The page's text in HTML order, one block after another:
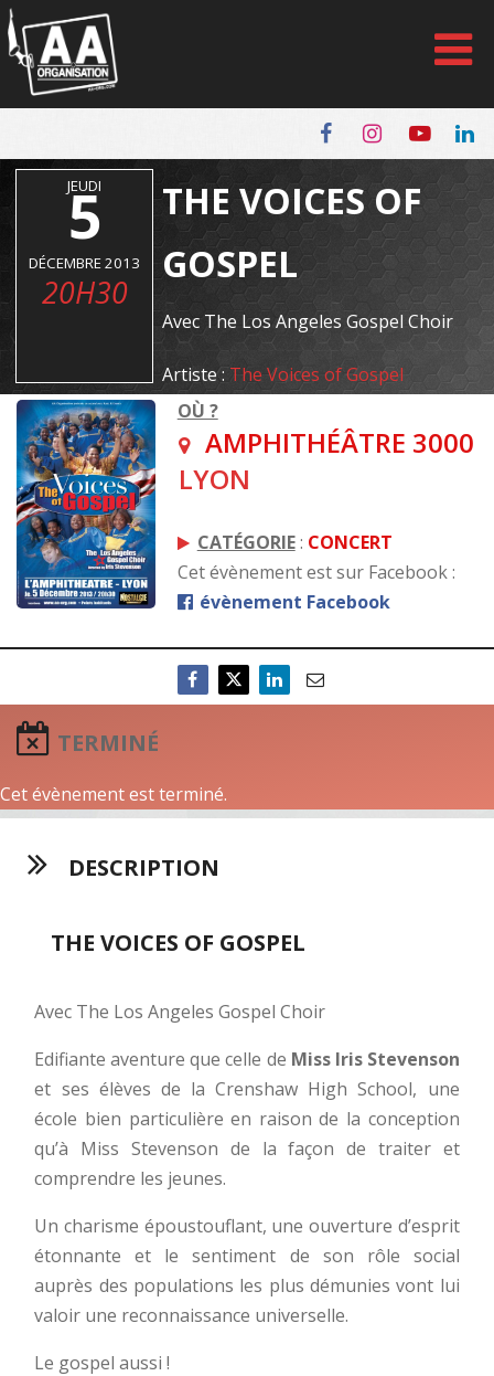
Panneau de gestion des cookies
JEUDI
5
DÉCEMBRE 2013
20H30
THE VOICES OF
GOSPEL
Avec The Los Angeles Gospel Choir
Artiste : The Voices of Gospel
OÙ ?
AMPHITHÉÂTRE 3000
LYON
CATÉGORIE: CONCERT
Cet évènement est sur Facebook :
évènement Facebook
TERMINÉ
Cet évènement est terminé.
DESCRIPTION
THE VOICES OF GOSPEL
Avec The Los Angeles Gospel Choir
Edifiante aventure que celle de Miss Iris Stevenson
et ses élèves de la Crenshaw High School, une
école bien particulière en raison de la conception
qu’à Miss Stevenson de la façon de traiter et
comprendre les jeunes.
Un charisme époustouflant, une ouverture d’esprit
étonnante et le sentiment de son rôle social
auprès des populations les plus démunies vont lui
valoir une reconnaissance universelle.
Le gospel aussi !